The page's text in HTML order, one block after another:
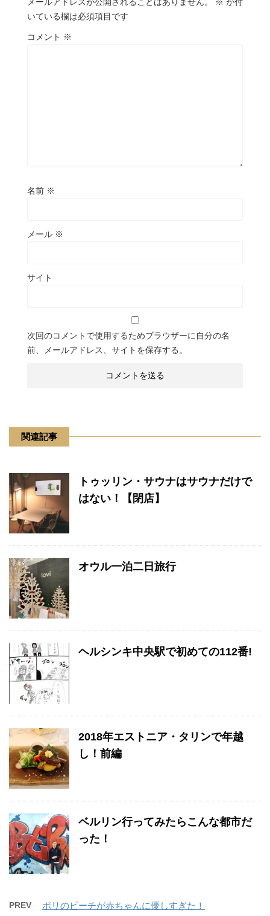
いている欄は必須項目です
コメント ※
名前 ※
メール ※
サイト
次回のコメントで使用するためブラウザーに自分の名
前、メールアドレス、サイトを保存する。
関連記事
トゥッリン・サウナはサウナだけで
はない！【閉店】
オウル一泊二日旅行
ヘルシンキ中央駅で初めての112番!
2018年エストニア・タリンで年越
し！前編
ベルリン行ってみたらこんな都市だ
った！
PREV ポリのビーチが赤ちゃんに優しすぎた！